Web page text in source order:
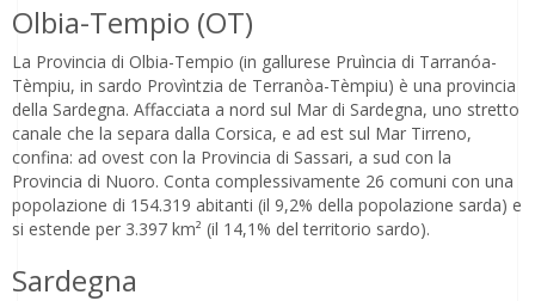
Olbia-Tempio (OT)
La Provincia di Olbia-Tempio (in gallurese Pruìncia di Tarranóa-
Tèmpiu, in sardo Provìntzia de Terranòa-Tèmpiu) è una provincia
della Sardegna. Affacciata a nord sul Mar di Sardegna, uno stretto
canale che la separa dalla Corsica, e ad est sul Mar Tirreno,
confina: ad ovest con la Provincia di Sassari, a sud con la
Provincia di Nuoro. Conta complessivamente 26 comuni con una
popolazione di 154.319 abitanti (il 9,2% della popolazione sarda) e
si estende per 3.397 km² (il 14,1% del territorio sardo).
Sardegna